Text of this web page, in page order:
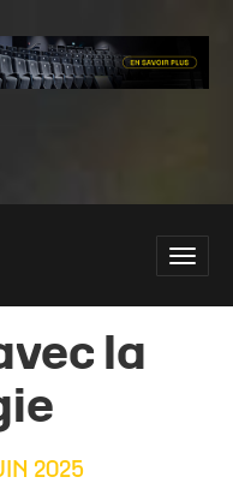
Toggle
la
2025